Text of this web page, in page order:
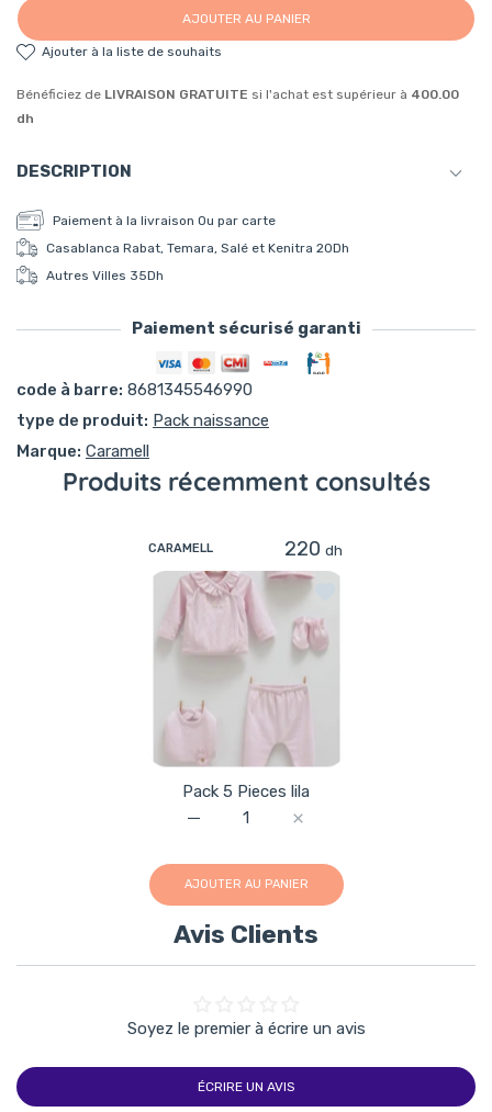
AJOUTER AU PANIER
ajouter à la liste de souhaits
Bénéficiez de LIVRAISON GRATUITE si l'achat est supérieur à 400.00
dh
DESCRIPTION
Pack de 5 bodies en coton pour bébé, couleur lilas
Paiement à la livraison Ou par carte
Casablanca Rabat, Temara, Salé et Kenitra 20Dh
Autres Villes 35Dh
Paiement sécurisé garanti
Moyens de paiement
code à barre: 8681345546990
type de produit: Pack naissance
Marque: Caramell
Produits récemment consultés
CARAMELL 220dh
Ajouter à la liste de
Pack 5 Pieces lila
Augmenter la quantité de
Augmenter la quantité de Pack 5
AJOUTER AU PANIER
Avis Clients
Soyez le premier à écrire un avis
ÉCRIRE UN AVIS